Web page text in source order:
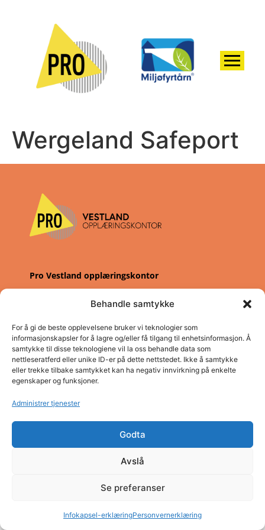
Behandle samtykke
For å gi de beste opplevelsene bruker vi teknologier som
informasjonskapsler for å lagre og/eller få tilgang til enhetsinformasjon. Å
samtykke til disse teknologiene vil la oss behandle data som
nettleseratferd eller unike ID-er på dette nettstedet. Ikke å samtykke
eller trekke tilbake samtykket kan ha negativ innvirkning på enkelte
egenskaper og funksjoner.
Administrer tjenester
Godta
Avslå
Se preferanser
Infokapsel-erklæringPersonvernerklæring
Wergeland Safeport
Pro Vestland opplæringskontor
Telefon: (+47) 57 83 22 60
Organisasjonsnummer: NO980 026 655
Personvern